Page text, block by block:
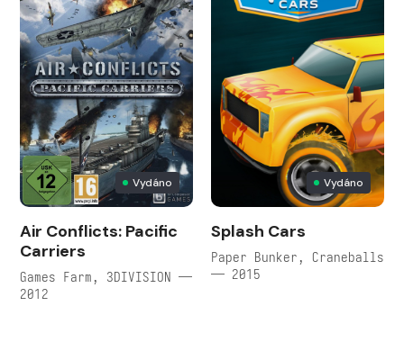
Vydáno
Air Conflicts: Pacific
Carriers
Games Farm, 3DIVISION —
2012
Vydáno
Splash Cars
Paper Bunker, Craneballs
— 2015